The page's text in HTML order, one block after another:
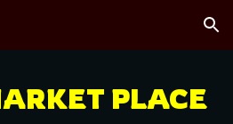
Skip to navigation
PLACE